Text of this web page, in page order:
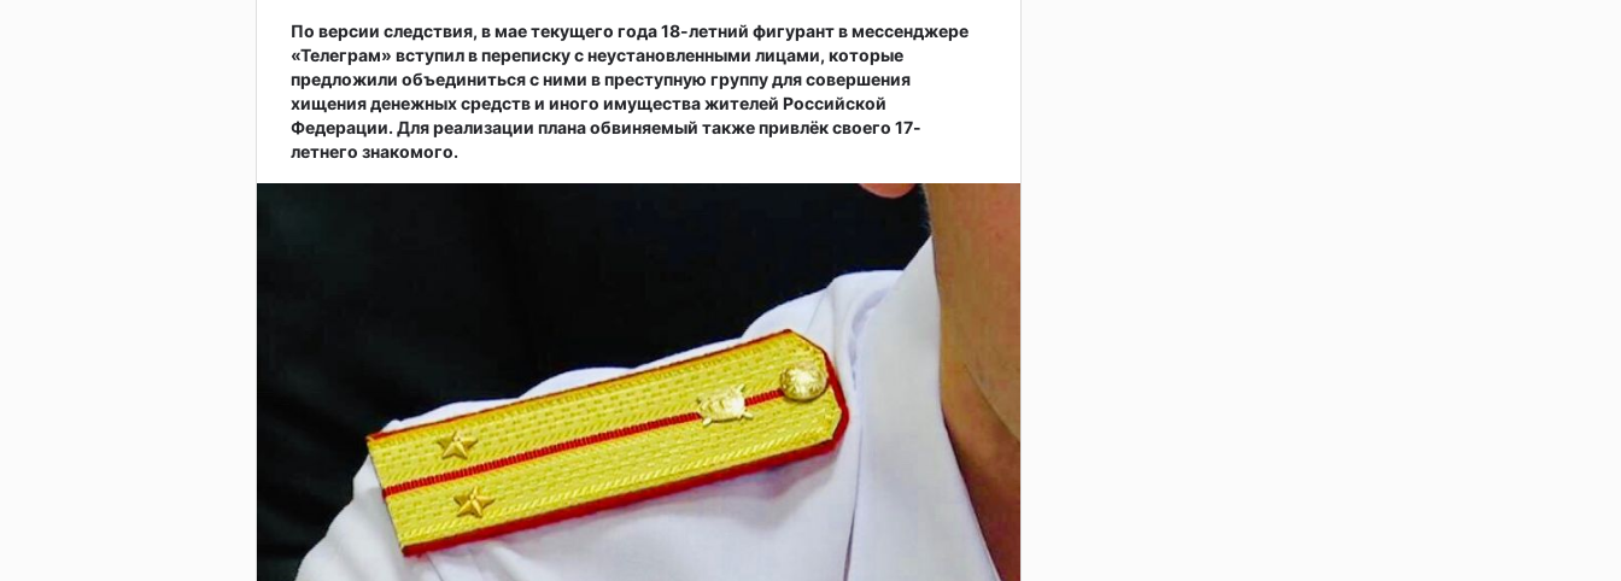
По версии следствия, в мае текущего года 18-летний фигурант в мессенджере
«Телеграм» вступил в переписку с неустановленными лицами, которые
предложили объединиться с ними в преступную группу для совершения
хищения денежных средств и иного имущества жителей Российской
Федерации. Для реализации плана обвиняемый также привлёк своего 17-
летнего знакомого.